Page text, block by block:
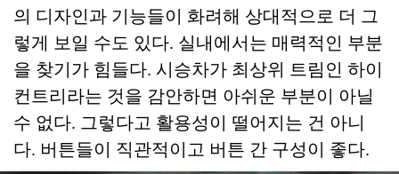
의 디자인과 기능들이 화려해 상대적으로 더 그
렇게 보일 수도 있다. 실내에서는 매력적인 부분
을 찾기가 힘들다. 시승차가 최상위 트림인 하이
컨트리라는 것을 감안하면 아쉬운 부분이 아닐
수 없다. 그렇다고 활용성이 떨어지는 건 아니
다. 버튼들이 직관적이고 버튼 간 구성이 좋다.